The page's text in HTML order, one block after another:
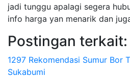
jadi tunggu apalagi segera
info harga yan menarik dan
Postingan terkait:
1297 Rekomendasi Sumur Bor
Sukabumi